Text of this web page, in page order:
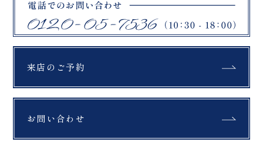
来店のご予約
お問い合わせ